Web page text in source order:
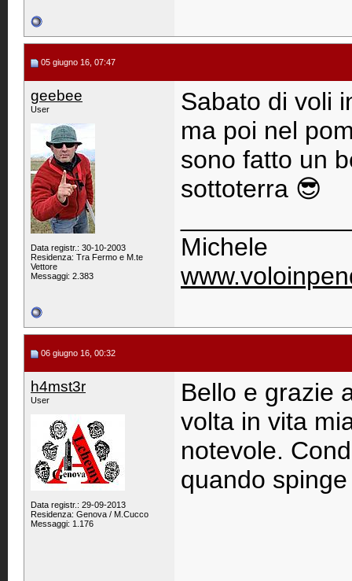
05 giugno 16, 07:47
geebee
User
Data registr.: 30-10-2003
Residenza: Tra Fermo e M.te
Vettore
Messaggi: 2.383
Sabato di voli
ma poi nel
sono fatto un
sottoterra 😎
Michele
06 giugno 16, 00:32
h4mst3r
User
Data registr.: 29-09-2013
Residenza: Genova / M.Cucco
Messaggi: 1.176
Bello e grazie
volta in vita
notevole.
quando